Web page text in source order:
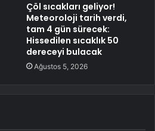
Çöl sıcakları geliyor!
Meteoroloji tarih verdi,
tam 4 gün sürecek:
Hissedilen sıcaklık 50
dereceyi bulacak
Ağustos 5, 2026